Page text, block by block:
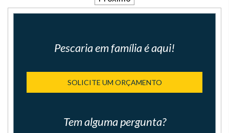
Pescaria em família é aqui!
SOLICITE UM ORÇAMENTO
Tem alguma pergunta?